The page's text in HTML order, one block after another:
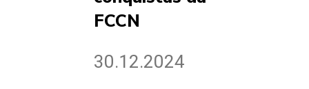
FCCN
30.12.2024